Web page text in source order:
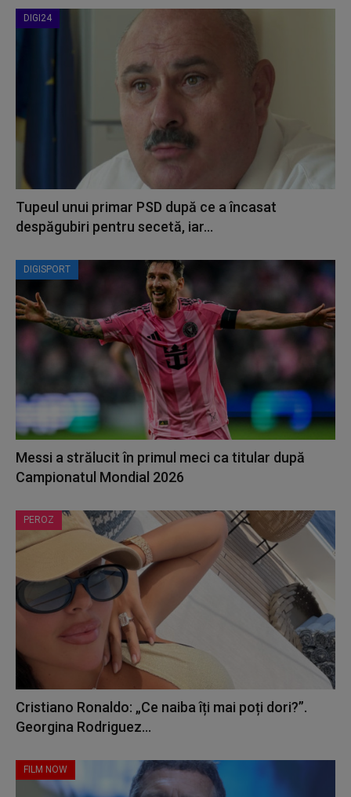
DIGI24
Tupeul unui primar PSD după ce a încasat
despăgubiri pentru secetă, iar...
DIGISPORT
Messi a strălucit în primul meci ca titular după
Campionatul Mondial 2026
PEROZ
Cristiano Ronaldo: „Ce naiba îți mai poți dori?”.
Georgina Rodriguez...
FILM NOW